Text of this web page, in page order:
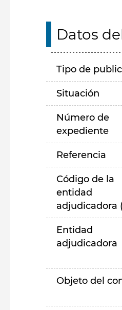
Datos
Tipo de
Situación
Número de
expediente
Referencia
Código de la
entidad
adjudicadora
Entidad
adjudicadora
Objeto del